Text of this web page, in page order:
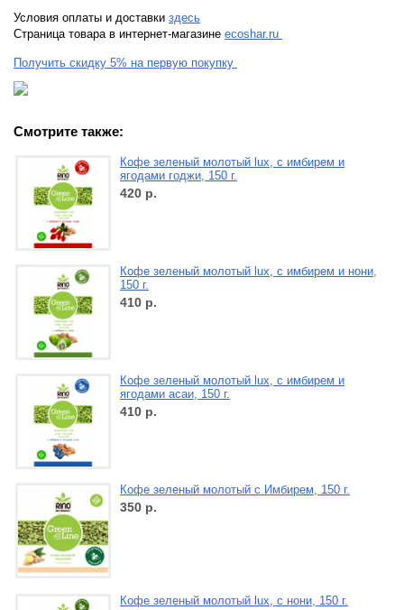
Условия оплаты и доставки здесь
Страница товара в интернет-магазине ecoshar.ru
Получить скидку 5% на первую покупку
Смотрите также:
Кофе зеленый молотый lux, с имбирем и
ягодами годжи, 150 г.
420 р.
Кофе зеленый молотый lux, с имбирем и нони,
150 г.
410 р.
Кофе зеленый молотый lux, с имбирем и
ягодами асаи, 150 г.
410 р.
Кофе зеленый молотый с Имбирем, 150 г.
350 р.
Кофе зеленый молотый lux, с нони, 150 г.